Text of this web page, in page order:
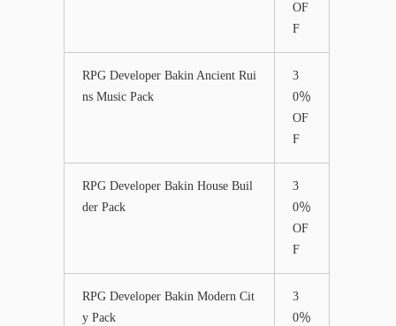
OF
F
RPG Developer Bakin Ancient Rui
ns Music Pack
3
0％
OF
F
RPG Developer Bakin House Buil
der Pack
3
0％
OF
F
RPG Developer Bakin Modern Cit
y Pack
3
0％